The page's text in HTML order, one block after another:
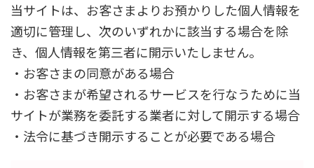
当サイトは、お客さまよりお預かりした個人情報を
適切に管理し、次のいずれかに該当する場合を除
き、個人情報を第三者に開示いたしません。
・お客さまの同意がある場合
・お客さまが希望されるサービスを行なうために当
サイトが業務を委託する業者に対して開示する場合
・法令に基づき開示することが必要である場合